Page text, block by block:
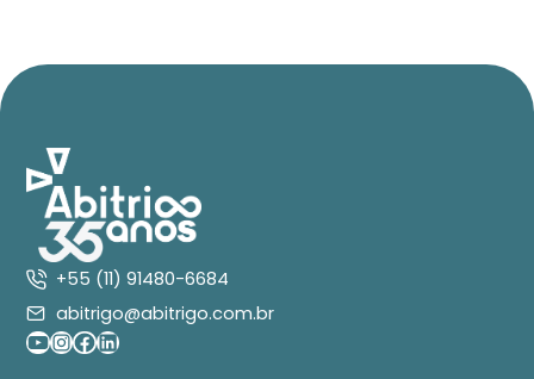
+55 (11) 91480-6684
abitrigo@abitrigo.com.br
Youtube
Instagram
Facebook
LinkedIn